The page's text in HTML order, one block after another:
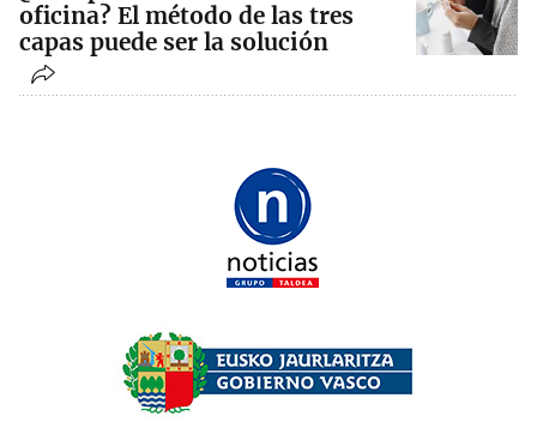
oficina? El método de las tres
capas puede ser la solución